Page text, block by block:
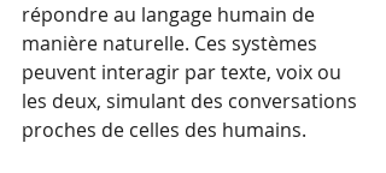
répondre au langage humain de
manière naturelle. Ces systèmes
peuvent interagir par texte, voix ou
les deux, simulant des conversations
proches de celles des humains.